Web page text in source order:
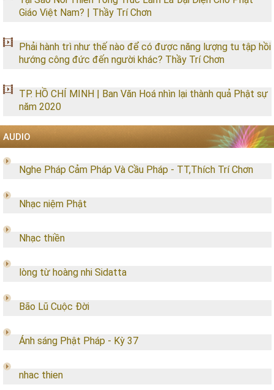
Giáo Việt Nam? | Thầy Trí Chơn
Phải hành trì như thế nào để có được năng lượng tu tập hồi
hướng công đức đến người khác? Thầy Trí Chơn
TP. HỒ CHÍ MINH | Ban Văn Hoá nhìn lại thành quả Phật sự
năm 2020
AUDIO
Nghe Pháp Cảm Pháp Và Cầu Pháp - TT,Thích Trí Chơn
Nhạc niệm Phật
Nhạc thiền
lòng từ hoàng nhi Sidatta
Bão Lũ Cuộc Đời
Ánh sáng Phật Pháp - Kỳ 37
nhac thien